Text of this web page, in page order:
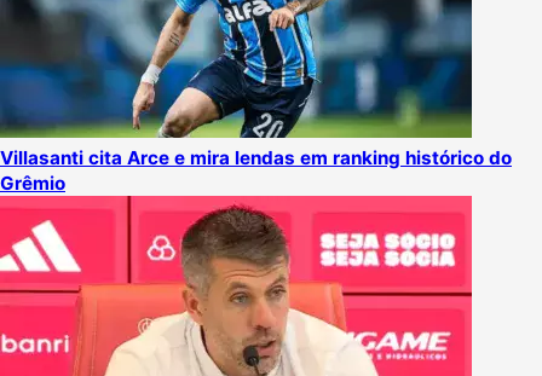
Villasanti cita Arce e mira lendas em ranking histórico do
Grêmio